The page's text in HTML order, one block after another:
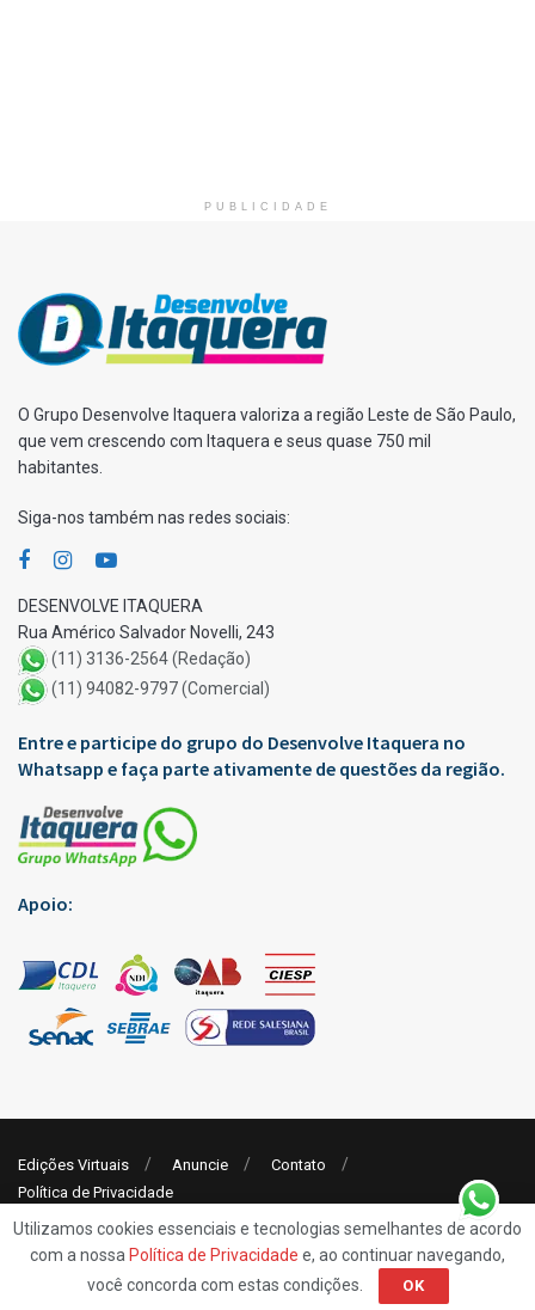
PUBLICIDADE
O Grupo Desenvolve Itaquera valoriza a região Leste de São Paulo,
que vem crescendo com Itaquera e seus quase 750 mil
habitantes.
Siga-nos também nas redes sociais:
DESENVOLVE ITAQUERA
Rua Américo Salvador Novelli, 243
(11) 3136-2564 (Redação)
(11) 94082-9797 (Comercial)
Entre e participe do grupo do Desenvolve Itaquera no
Whatsapp e faça parte ativamente de questões da região.
Apoio:
Edições Virtuais Anuncie
Contato
Política de Privacidade
- Jornal Desenvolve Itaquera
Utilizamos cookies essenciais e tecnologias semelhantes de acordo
com a nossa Política de Privacidade e, ao continuar navegando,
você concorda com estas condições.
OK